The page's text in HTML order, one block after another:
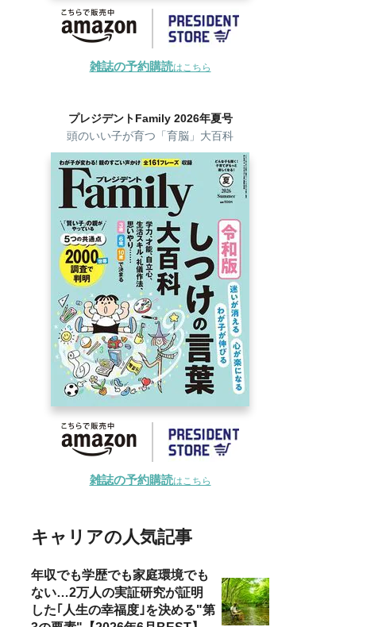
雑誌の予約購読はこちら
プレジデントFamily 2026年夏号
頭のいい子が育つ「育脳」大百科
雑誌の予約購読はこちら
キャリアの人気記事
年収でも学歴でも家庭環境でも
ない…2万人の実証研究が証明
した｢人生の幸福度｣を決める"第